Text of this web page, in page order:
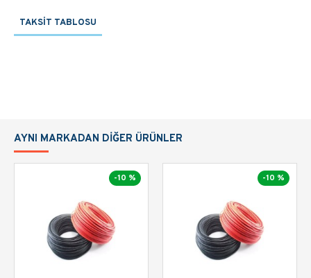
TAKSIT TABLOSU
AYNI MARKADAN DIĞER ÜRÜNLER
-10 % -10 %